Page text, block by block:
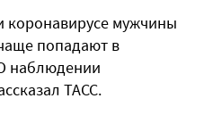
коронавирусе мужчины
попадают в
наблюдении
ТАСС.